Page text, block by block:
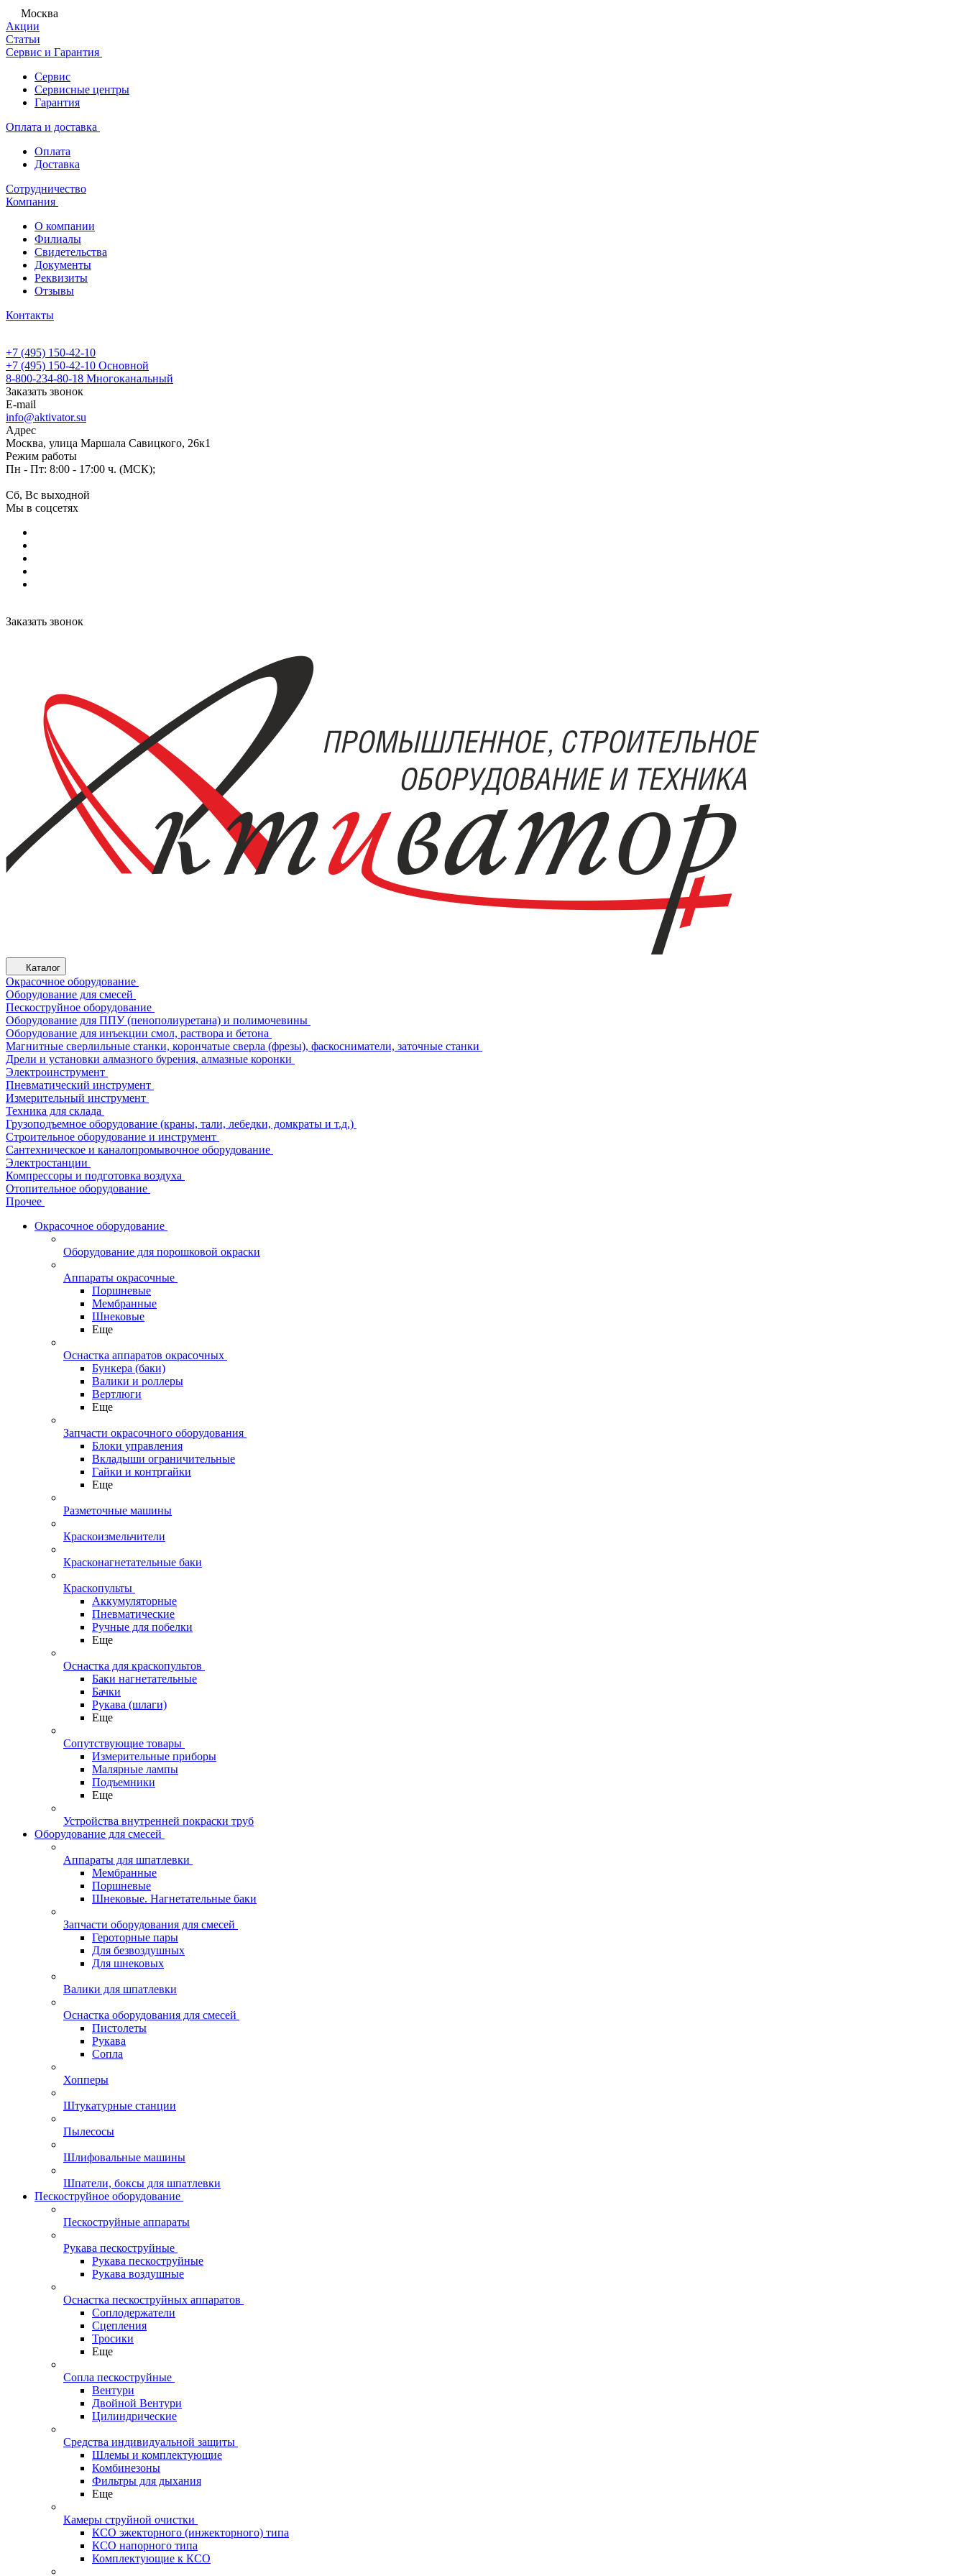
Москва
Акции
Статьи
Сервис и Гарантия
Сервис
Сервисные центры
Гарантия
Оплата и доставка
Оплата
Доставка
Сотрудничество
Компания
О компании
Филиалы
Свидетельства
Документы
Реквизиты
Отзывы
Контакты
+7 (495) 150-42-10
+7 (495) 150-42-10 Основной
8-800-234-80-18 Многоканальный
Заказать звонок
E-mail
info@aktivator.su
Адрес
Москва, улица Маршала Савицкого, 26к1
Режим работы
Пн - Пт: 8:00 - 17:00 ч. (МСК);
Сб, Вс выходной
Мы в соцсетях
Заказать звонок
Каталог
Окрасочное оборудование
Оборудование для смесей
Пескоструйное оборудование
Оборудование для ППУ (пенополиуретана) и полимочевины
Оборудование для инъекции смол, раствора и бетона
Магнитные сверлильные станки, корончатые сверла (фрезы), фаскосниматели, заточные станки
Дрели и установки алмазного бурения, алмазные коронки
Электроинструмент
Пневматический инструмент
Измерительный инструмент
Техника для склада
Грузоподъемное оборудование (краны, тали, лебедки, домкраты и т.д.)
Строительное оборудование и инструмент
Сантехническое и каналопромывочное оборудование
Электростанции
Компрессоры и подготовка воздуха
Отопительное оборудование
Прочее
Окрасочное оборудование
Оборудование для порошковой окраски
Аппараты окрасочные
Поршневые
Мембранные
Шнековые
Еще
Оснастка аппаратов окрасочных
Бункера (баки)
Валики и роллеры
Вертлюги
Еще
Запчасти окрасочного оборудования
Блоки управления
Вкладыши ограничительные
Гайки и контргайки
Еще
Разметочные машины
Краскоизмельчители
Красконагнетательные баки
Краскопульты
Аккумуляторные
Пневматические
Ручные для побелки
Еще
Оснастка для краскопультов
Баки нагнетательные
Бачки
Рукава (шлаги)
Еще
Сопутствующие товары
Измерительные приборы
Малярные лампы
Подъемники
Еще
Устройства внутренней покраски труб
Оборудование для смесей
Аппараты для шпатлевки
Мембранные
Поршневые
Шнековые. Нагнетательные баки
Запчасти оборудования для смесей
Героторные пары
Для безвоздушных
Для шнековых
Валики для шпатлевки
Оснастка оборудования для смесей
Пистолеты
Рукава
Сопла
Хопперы
Штукатурные станции
Пылесосы
Шлифовальные машины
Шпатели, боксы для шпатлевки
Пескоструйное оборудование
Пескоструйные аппараты
Рукава пескоструйные
Рукава пескоструйные
Рукава воздушные
Оснастка пескоструйных аппаратов
Соплодержатели
Сцепления
Тросики
Еще
Сопла пескоструйные
Вентури
Двойной Вентури
Цилиндрические
Средства индивидуальной защиты
Шлемы и комплектующие
Комбинезоны
Фильтры для дыхания
Еще
Камеры струйной очистки
КСО эжекторного (инжекторного) типа
КСО напорного типа
Комплектующие к КСО